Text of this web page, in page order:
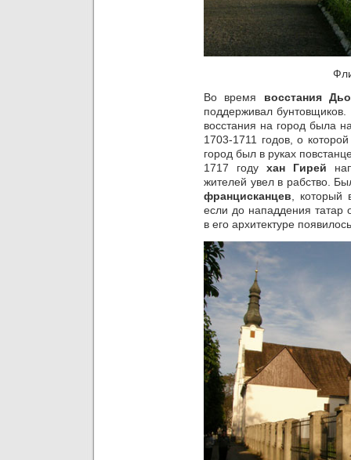
Во время восстания
поддерживал
восстания на город была
1703-1711 годов, о
город был в руках
1717 году хан Гирей
жителей увел в рабство.
францисканцев, который
если до нападдения татар
в его архитектуре